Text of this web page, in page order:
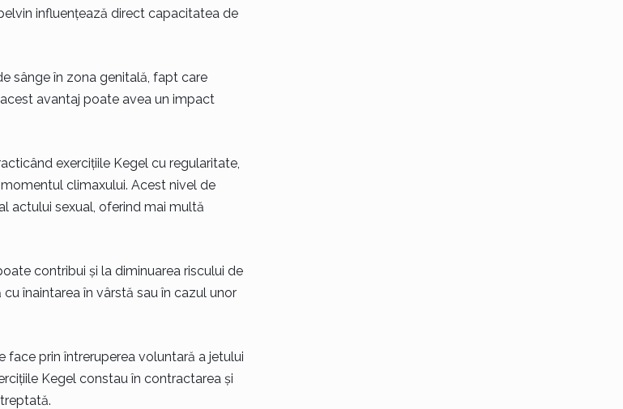
influențează direct capacitatea de
sânge în zona genitală, fapt care
avantaj poate avea un impact
exercițiile Kegel cu regularitate,
climaxului. Acest nivel de
actului sexual, oferind mai multă
contribui și la diminuarea riscului de
înaintarea în vârstă sau în cazul unor
face prin întreruperea voluntară a jetului
Kegel constau în contractarea și